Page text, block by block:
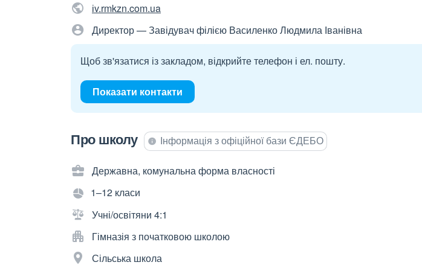
іv.rmkzn.com.ua
Директор — Завідувач філією Василенко Людмила Іванівна
Щоб зв'язатися із закладом, відкрийте телефон і ел. пошту.
Показати контакти
Про школу Інформація з офіційної бази ЄДЕБО
Державна, комунальна форма власності
1–12 класи
Учні/освітяни 4:1
Гімназія з початковою школою
Сільська школа